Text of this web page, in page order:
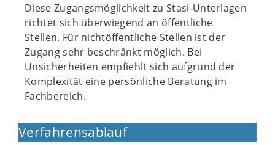
Diese Zugangsmöglichkeit zu Stasi-Unterlagen
richtet sich überwiegend an öffentliche
Stellen. Für nichtöffentliche Stellen ist der
Zugang sehr beschränkt möglich. Bei
Unsicherheiten empfiehlt sich aufgrund der
Komplexität eine persönliche Beratung im
Fachbereich.
Verfahrensablauf